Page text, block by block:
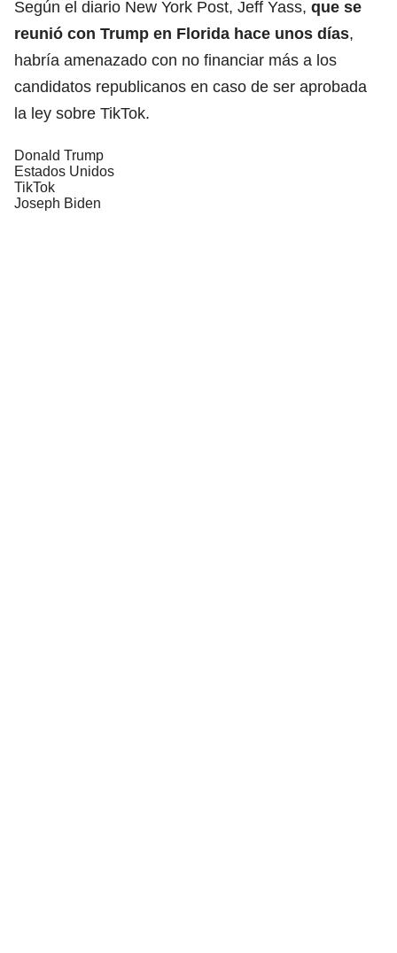
Según el diario New York Post, Jeff Yass, que se
reunió con Trump en Florida hace unos días,
habría amenazado con no financiar más a los
candidatos republicanos en caso de ser aprobada
la ley sobre TikTok.
Donald Trump
Estados Unidos
TikTok
Joseph Biden